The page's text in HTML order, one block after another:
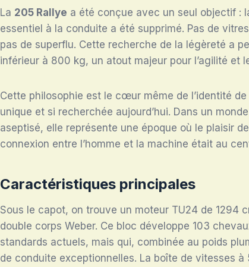
La 205 Rallye a été conçue avec un seul objectif :
essentiel à la conduite a été supprimé. Pas de
pas de superflu. Cette recherche de la légèreté a
inférieur à 800 kg, un atout majeur pour l’agilité et
Cette philosophie est le cœur même de l’identité de
unique et si recherchée aujourd’hui. Dans un
aseptisé, elle représente une époque où le plaisir
connexion entre l’homme et la machine était au
Caractéristiques principales
Sous le capot, on trouve un moteur TU24 de 1294
double corps Weber. Ce bloc développe 103
standards actuels, mais qui, combinée au poids
de conduite exceptionnelles. La boîte de vitesses